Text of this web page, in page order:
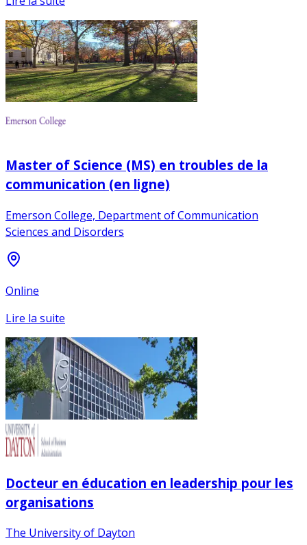
Master of Science (MS) en troubles de la
communication (en ligne)
Emerson College, Department of Communication
Sciences and Disorders
Online
Lire la suite
Docteur en éducation en leadership pour les
organisations
The University of Dayton